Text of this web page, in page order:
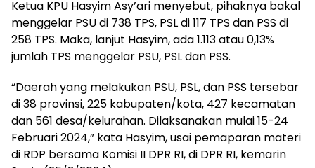
Ketua KPU Hasyim Asy’ari menyebut, pihaknya bakal
menggelar PSU di 738 TPS, PSL di 117 TPS dan PSS di
258 TPS. Maka, lanjut Hasyim, ada 1.113 atau 0,13%
jumlah TPS menggelar PSU, PSL dan PSS.
“Daerah yang melakukan PSU, PSL, dan PSS tersebar
di 38 provinsi, 225 kabupaten/kota, 427 kecamatan
dan 561 desa/kelurahan. Dilaksanakan mulai 15-24
Februari 2024,” kata Hasyim, usai pemaparan materi
di RDP bersama Komisi II DPR RI, di DPR RI, kemarin